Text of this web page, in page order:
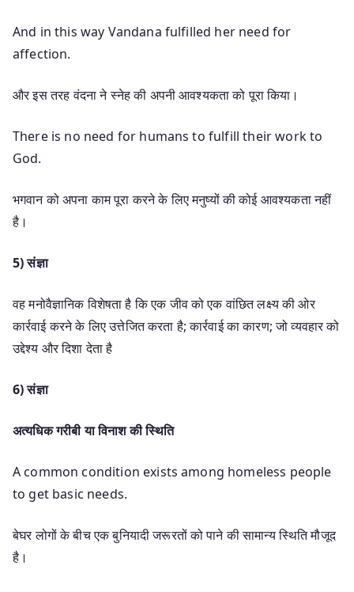
And in this way Vandana fulfilled her need for
affection.
और इस तरह वंदना ने स्नेह की अपनी आवश्यकता को पूरा किया।
There is no need for humans to fulfill their work to
God.
भगवान को अपना काम पूरा करने के लिए मनुष्यों की कोई आवश्यकता नहीं
है।
5) संज्ञा
वह मनोवैज्ञानिक विशेषता है कि एक जीव को एक वांछित लक्ष्य की ओर
कार्रवाई करने के लिए उत्तेजित करता है; कार्रवाई का कारण; जो व्यवहार को
उद्देश्य और दिशा देता है
6) संज्ञा
अत्यधिक गरीबी या विनाश की स्थिति
A common condition exists among homeless people
to get basic needs.
बेघर लोगों के बीच एक बुनियादी जरूरतों को पाने की सामान्य स्थिति मौजूद
है।